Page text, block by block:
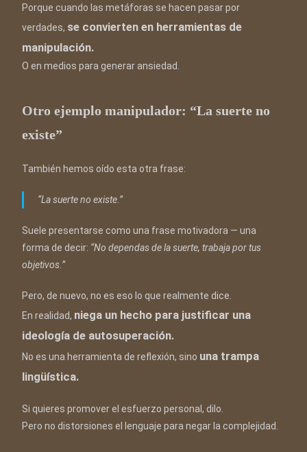
Porque cuando las metáforas se hacen pasar por
verdades, se convierten en herramientas de
manipulación.
O en medios para generar ansiedad.
Otro ejemplo manipulador: “La suerte no
existe”
También hemos oído esta otra frase:
“La suerte no existe.”
Suele presentarse como una frase motivadora — una
forma de decir: “No dependas de la suerte, trabaja por tus
objetivos.”
Pero, de nuevo, no es eso lo que realmente dice.
En realidad, niega un hecho para justificar una
ideología de autosuperación.
No es una herramienta de reflexión, sino una trampa
lingüística.
Si quieres promover el esfuerzo personal, dilo.
Pero no distorsiones el lenguaje para negar la complejidad.